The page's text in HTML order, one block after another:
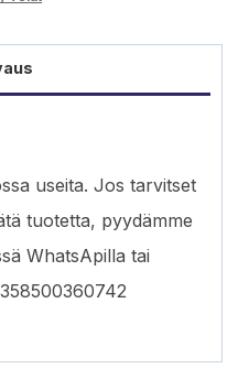
useita. Jos tarvitset
tuotetta, pyydämme
WhatsApilla tai